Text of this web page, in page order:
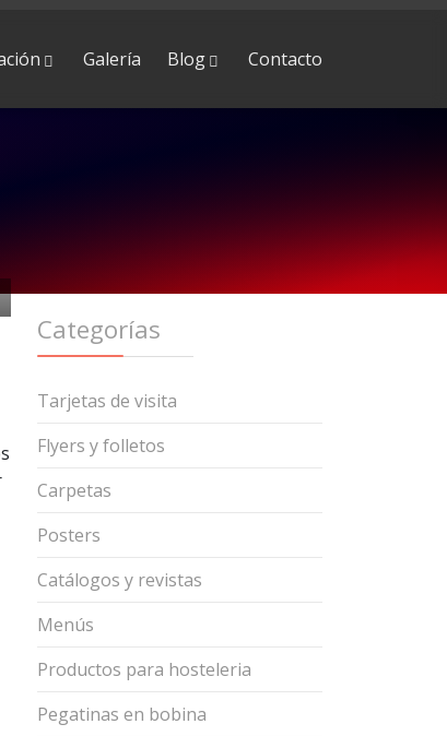
Galería Blog Contacto
Categorías
Tarjetas de visita
Flyers y folletos
Carpetas
Posters
Catálogos y revistas
Menús
Productos para hosteleria
Pegatinas en bobina